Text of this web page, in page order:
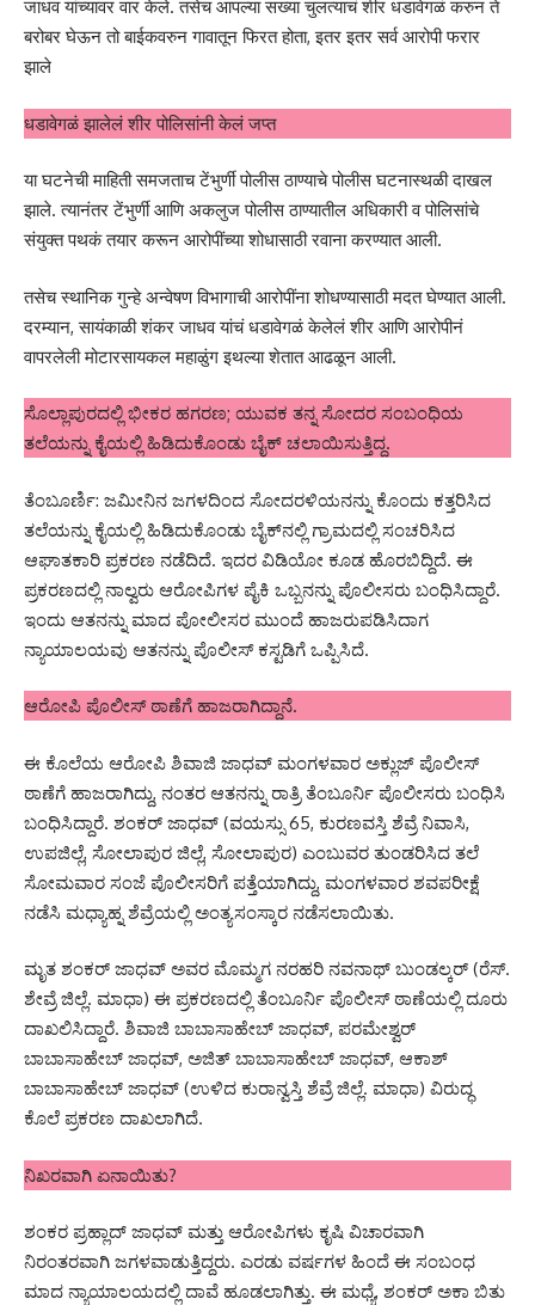
जाधव यांच्यावर वार केले. तसेच आपल्या सख्या चुलत्याचं शीर धडावेगळं करुन ते
बरोबर घेऊन तो बाईकवरुन गावातून फिरत होता, इतर इतर सर्व आरोपी फरार
झाले
धडावेगळं झालेलं शीर पोलिसांनी केलं जप्त
या घटनेची माहिती समजताच टेंभुर्णी पोलीस ठाण्याचे पोलीस घटनास्थळी दाखल
झाले. त्यानंतर टेंभुर्णी आणि अकलुज पोलीस ठाण्यातील अधिकारी व पोलिसांचे
संयुक्त पथकं तयार करून आरोपींच्या शोधासाठी रवाना करण्यात आली.
तसेच स्थानिक गुन्हे अन्वेषण विभागाची आरोपींना शोधण्यासाठी मदत घेण्यात आली.
दरम्यान, सायंकाळी शंकर जाधव यांचं धडावेगळं केलेलं शीर आणि आरोपीनं
वापरलेली मोटारसायकल महाळुंग इथल्या शेतात आढळून आली.
ಸೊಲ್ಲಾಪುರದಲ್ಲಿ ಭೀಕರ ಹಗರಣ; ಯುವಕ ತನ್ನ ಸೋದರ ಸಂಬಂಧಿಯ
ತಲೆಯನ್ನು ಕೈಯಲ್ಲಿ ಹಿಡಿದುಕೊಂಡು ಬೈಕ್ ಚಲಾಯಿಸುತ್ತಿದ್ದ.
ತೆಂಬೂರ್ಣಿ: ಜಮೀನಿನ ಜಗಳದಿಂದ ಸೋದರಳಿಯನನ್ನು ಕೊಂದು ಕತ್ತರಿಸಿದ
ತಲೆಯನ್ನು ಕೈಯಲ್ಲಿ ಹಿಡಿದುಕೊಂಡು ಬೈಕ್‌ನಲ್ಲಿ ಗ್ರಾಮದಲ್ಲಿ ಸಂಚರಿಸಿದ
ಆಘಾತಕಾರಿ ಪ್ರಕರಣ ನಡೆದಿದೆ. ಇದರ ವಿಡಿಯೋ ಕೂಡ ಹೊರಬಿದ್ದಿದೆ. ಈ
ಪ್ರಕರಣದಲ್ಲಿ ನಾಲ್ವರು ಆರೋಪಿಗಳ ಪೈಕಿ ಒಬ್ಬನನ್ನು ಪೊಲೀಸರು ಬಂಧಿಸಿದ್ದಾರೆ.
ಇಂದು ಆತನನ್ನು ಮಾದ ಪೋಲೀಸರ ಮುಂದೆ ಹಾಜರುಪಡಿಸಿದಾಗ
ನ್ಯಾಯಾಲಯವು ಆತನನ್ನು ಪೊಲೀಸ್ ಕಸ್ಟಡಿಗೆ ಒಪ್ಪಿಸಿದೆ.
ಆರೋಪಿ ಪೊಲೀಸ್ ಠಾಣೆಗೆ ಹಾಜರಾಗಿದ್ದಾನೆ.
ಈ ಕೊಲೆಯ ಆರೋಪಿ ಶಿವಾಜಿ ಜಾಧವ್ ಮಂಗಳವಾರ ಅಕ್ಲುಜ್ ಪೊಲೀಸ್
ಠಾಣೆಗೆ ಹಾಜರಾಗಿದ್ದು, ನಂತರ ಆತನನ್ನು ರಾತ್ರಿ ತೆಂಬೂರ್ನಿ ಪೊಲೀಸರು ಬಂಧಿಸಿ
ಬಂಧಿಸಿದ್ದಾರೆ. ಶಂಕರ್ ಜಾಧವ್ (ವಯಸ್ಸು 65, ಕುರಣವಸ್ತಿ ಶೆವ್ರೆ ನಿವಾಸಿ,
ಉಪಜಿಲ್ಲೆ, ಸೋಲಾಪುರ ಜಿಲ್ಲೆ, ಸೋಲಾಪುರ) ಎಂಬುವರ ತುಂಡರಿಸಿದ ತಲೆ
ಸೋಮವಾರ ಸಂಜೆ ಪೊಲೀಸರಿಗೆ ಪತ್ತೆಯಾಗಿದ್ದು, ಮಂಗಳವಾರ ಶವಪರೀಕ್ಷೆ
ನಡೆಸಿ ಮಧ್ಯಾಹ್ನ ಶೆವ್ರೆಯಲ್ಲಿ ಅಂತ್ಯಸಂಸ್ಕಾರ ನಡೆಸಲಾಯಿತು.
ಮೃತ ಶಂಕರ್ ಜಾಧವ್ ಅವರ ಮೊಮ್ಮಗ ನರಹರಿ ನವನಾಥ್ ಬುಂಡಲ್ಕರ್ (ರೆಸ್.
ಶೇವ್ರೆ ಜಿಲ್ಲೆ. ಮಾಧಾ) ಈ ಪ್ರಕರಣದಲ್ಲಿ ತೆಂಬೂರ್ನಿ ಪೊಲೀಸ್ ಠಾಣೆಯಲ್ಲಿ ದೂರು
ದಾಖಲಿಸಿದ್ದಾರೆ. ಶಿವಾಜಿ ಬಾಬಾಸಾಹೇಬ್ ಜಾಧವ್, ಪರಮೇಶ್ವರ್
ಬಾಬಾಸಾಹೇಬ್ ಜಾಧವ್, ಅಜಿತ್ ಬಾಬಾಸಾಹೇಬ್ ಜಾಧವ್, ಆಕಾಶ್
ಬಾಬಾಸಾಹೇಬ್ ಜಾಧವ್ (ಉಳಿದ ಕುರಾನ್ವಸ್ತಿ ಶೆವ್ರೆ ಜಿಲ್ಲೆ. ಮಾಧಾ) ವಿರುದ್ಧ
ಕೊಲೆ ಪ್ರಕರಣ ದಾಖಲಾಗಿದೆ.
ನಿಖರವಾಗಿ ಏನಾಯಿತು?
ಶಂಕರ ಪ್ರಹ್ಲಾದ್ ಜಾಧವ್ ಮತ್ತು ಆರೋಪಿಗಳು ಕೃಷಿ ವಿಚಾರವಾಗಿ
ನಿರಂತರವಾಗಿ ಜಗಳವಾಡುತ್ತಿದ್ದರು. ಎರಡು ವರ್ಷಗಳ ಹಿಂದೆ ಈ ಸಂಬಂಧ
ಮಾದ ನ್ಯಾಯಾಲಯದಲ್ಲಿ ದಾವೆ ಹೂಡಲಾಗಿತ್ತು. ಈ ಮಧ್ಯೆ, ಶಂಕರ್ ಅಕಾ ಬಿತು